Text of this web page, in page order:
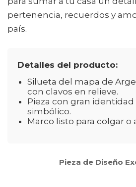
pertenencia, recuerdos y
país.
Detalles del producto:
Silueta del mapa de
con clavos en relieve.
Pieza con gran identidad
simbólico.
Marco listo para colgar o
Pieza de Diseño